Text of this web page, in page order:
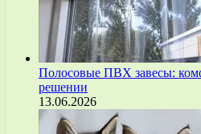
Полосовые ПВХ завесы:
решении
13.06.2026